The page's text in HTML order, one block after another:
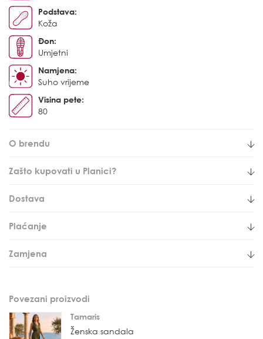
Podstava:
Koža
Đon:
Umjetni
Namjena:
Suho vrijeme
Visina pete:
80
O brendu
Zašto kupovati u Planici?
Dostava
Plaćanje
Zamjena
Povezani proizvodi
Tamaris
Ženska sandala